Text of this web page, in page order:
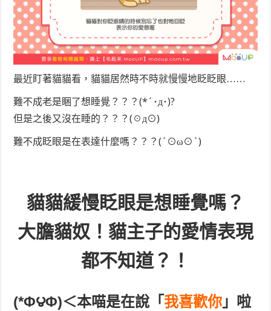
最近盯著貓貓看，貓貓居然時不時就慢慢地眨眨眼……
難不成老是睏了想睡覺？？？(*´･д･)?
但是之後又沒在睡的？？？(☉д⊙)
難不成眨眼是在表達什麼嗎？？？(´⊙ω⊙`)
貓貓緩慢眨眼是想睡覺嗎？
大膽貓奴！貓主子的愛情表現
都不知道？！
(*Φ౪Φ)＜本喵是在說「 我喜歡你 」啦